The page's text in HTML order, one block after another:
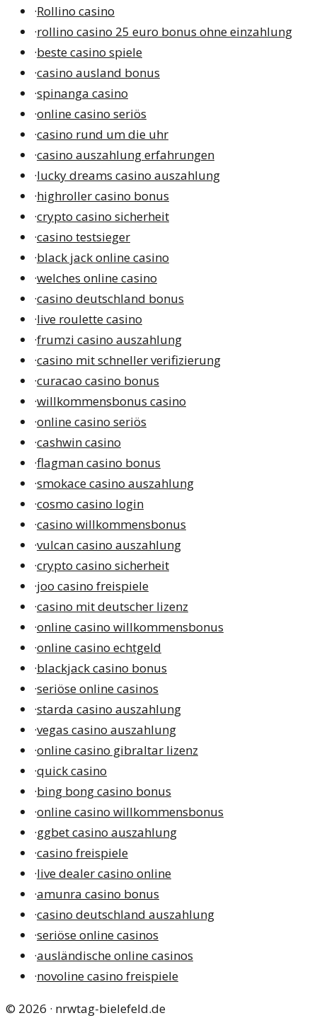
·Rollino casino
·rollino casino 25 euro bonus ohne einzahlung
·beste casino spiele
·casino ausland bonus
·spinanga casino
·online casino seriös
·casino rund um die uhr
·casino auszahlung erfahrungen
·lucky dreams casino auszahlung
·highroller casino bonus
·crypto casino sicherheit
·casino testsieger
·black jack online casino
·welches online casino
·casino deutschland bonus
·live roulette casino
·frumzi casino auszahlung
·casino mit schneller verifizierung
·curacao casino bonus
·willkommensbonus casino
·online casino seriös
·cashwin casino
·flagman casino bonus
·smokace casino auszahlung
·cosmo casino login
·casino willkommensbonus
·vulcan casino auszahlung
·crypto casino sicherheit
·joo casino freispiele
·casino mit deutscher lizenz
·online casino willkommensbonus
·online casino echtgeld
·blackjack casino bonus
·seriöse online casinos
·starda casino auszahlung
·vegas casino auszahlung
·online casino gibraltar lizenz
·quick casino
·bing bong casino bonus
·online casino willkommensbonus
·ggbet casino auszahlung
·casino freispiele
·live dealer casino online
·amunra casino bonus
·casino deutschland auszahlung
·seriöse online casinos
·ausländische online casinos
·novoline casino freispiele
© 2026 · nrwtag-bielefeld.de